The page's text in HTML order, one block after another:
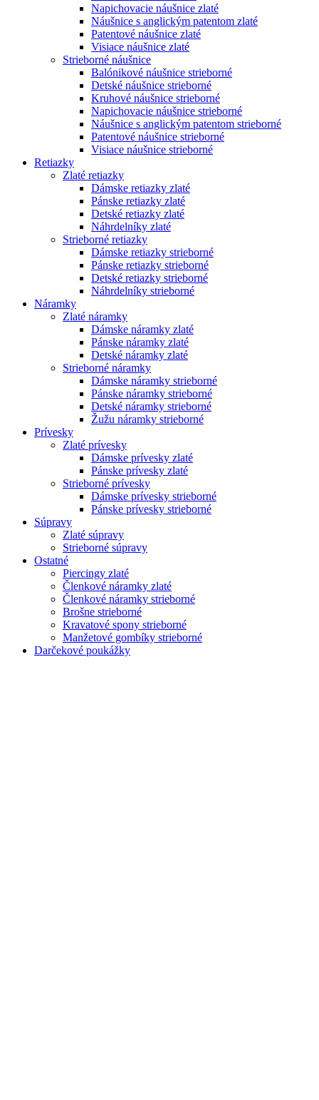
Napichovacie náušnice zlaté
Náušnice s anglickým patentom zlaté
Patentové náušnice zlaté
Visiace náušnice zlaté
Strieborné náušnice
Balónikové náušnice strieborné
Detské náušnice strieborné
Kruhové náušnice strieborné
Napichovacie náušnice strieborné
Náušnice s anglickým patentom strieborné
Patentové náušnice strieborné
Visiace náušnice strieborné
Retiazky
Zlaté retiazky
Dámske retiazky zlaté
Pánske retiazky zlaté
Detské retiazky zlaté
Náhrdelníky zlaté
Strieborné retiazky
Dámske retiazky strieborné
Pánske retiazky strieborné
Detské retiazky strieborné
Náhrdelníky strieborné
Náramky
Zlaté náramky
Dámske náramky zlaté
Pánske náramky zlaté
Detské náramky zlaté
Strieborné náramky
Dámske náramky strieborné
Pánske náramky strieborné
Detské náramky strieborné
Žužu náramky strieborné
Prívesky
Zlaté prívesky
Dámske prívesky zlaté
Pánske prívesky zlaté
Strieborné prívesky
Dámske prívesky strieborné
Pánske prívesky strieborné
Súpravy
Zlaté súpravy
Strieborné súpravy
Ostatné
Piercingy zlaté
Členkové náramky zlaté
Členkové náramky strieborné
Brošne strieborné
Kravatové spony strieborné
Manžetové gombíky strieborné
Darčekové poukážky